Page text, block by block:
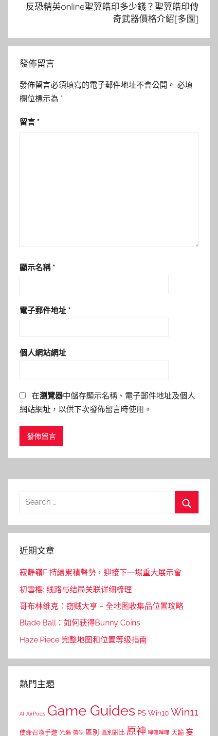
反恐精英online聖翼皓印多少錢？聖翼皓印傳
奇武器價格介紹[多圖]
發佈留言
發佈留言必須填寫的電子郵件地址不會公開。 必填
欄位標示為 *
留言 *
顯示名稱 *
電子郵件地址 *
個人網站網址
在瀏覽器中儲存顯示名稱、電子郵件地址及個人
網站網址，以供下次發佈留言時使用。
Search
近期文章
寂靜嶺F 持續累積聲勢，迎接下一場重大展示會
初雪樱: 线路与结局关联详细梳理
哥布林维克：窃贼大亨 – 全地图收集品位置攻略
Blade Ball：如何获得Bunny Coins
Haze Piece 完整地图和位置等级指南
熱門主題
AI AirPods Game Guides PS Win10 Win11
使命召喚手遊 光遇 剪映 區別 區別對比 原神 嗶哩嗶哩 天諭 妄